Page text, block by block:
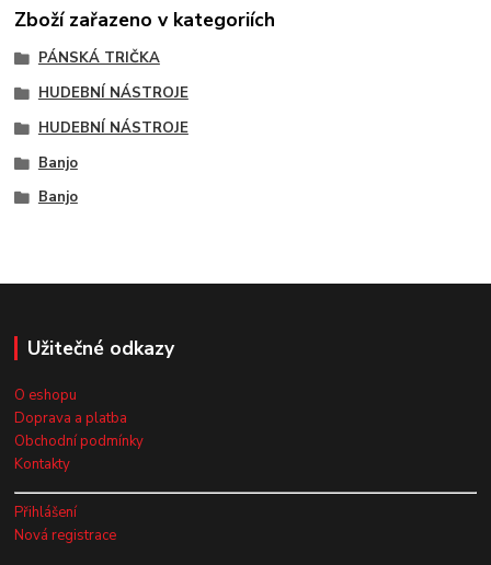
Zboží zařazeno v kategoriích
PÁNSKÁ TRIČKA
HUDEBNÍ NÁSTROJE
HUDEBNÍ NÁSTROJE
Banjo
Banjo
Užitečné odkazy
O eshopu
Doprava a platba
Obchodní podmínky
Kontakty
Přihlášení
Nová registrace